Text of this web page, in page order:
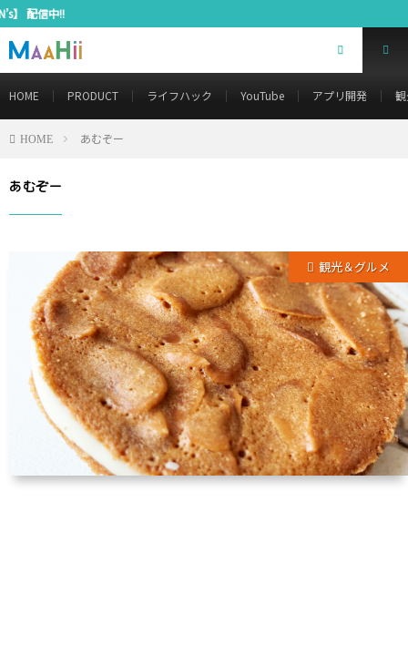
HOME PRODUCT ライフハック YouTube アプリ開発
HOME あむぞー
あむぞー
観光＆グルメ